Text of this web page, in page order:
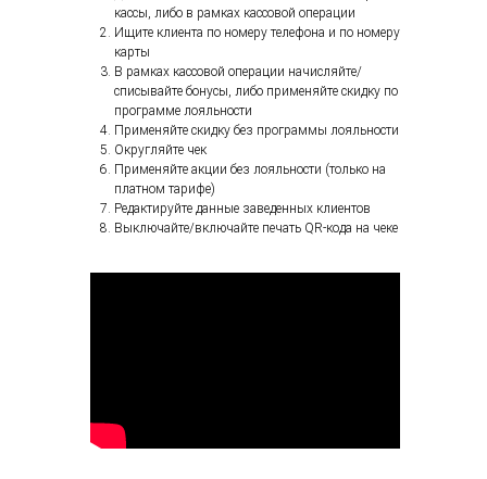
кассы, либо в рамках кассовой операции
Ищите клиента по номеру телефона и по номеру
карты
В рамках кассовой операции начисляйте/
списывайте бонусы, либо применяйте скидку по
программе лояльности
Применяйте скидку без программы лояльности
Округляйте чек
Применяйте акции без лояльности (только на
платном тарифе)
Редактируйте данные заведенных клиентов
Выключайте/включайте печать QR-кода на чеке